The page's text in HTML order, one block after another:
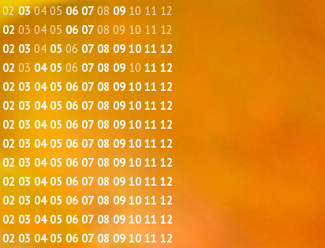
02 03 04 05 06 07 08 09 10 11 12
02 03 04 05 06 07 08 09 10 11 12
02 03 04 05 06 07 08 09 10 11 12
02 03 04 05 06 07 08 09 10 11 12
02 03 04 05 06 07 08 09 10 11 12
02 03 04 05 06 07 08 09 10 11 12
02 03 04 05 06 07 08 09 10 11 12
02 03 04 05 06 07 08 09 10 11 12
02 03 04 05 06 07 08 09 10 11 12
02 03 04 05 06 07 08 09 10 11 12
02 03 04 05 06 07 08 09 10 11 12
02 03 04 05 06 07 08 09 10 11 12
02 03 04 05 06 07 08 09 10 11 12